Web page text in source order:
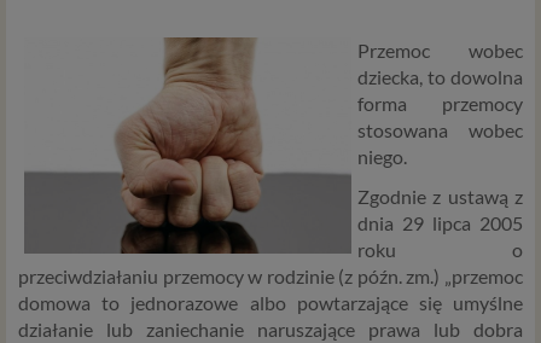
Przemoc wobec
dziecka, to dowolna
forma przemocy
stosowana wobec
niego.
Zgodnie z ustawą z
dnia 29 lipca 2005
roku o
przeciwdziałaniu przemocy w rodzinie (z późn. zm.) „przemoc
domowa to jednorazowe albo powtarzające się umyślne
działanie lub zaniechanie naruszające prawa lub dobra